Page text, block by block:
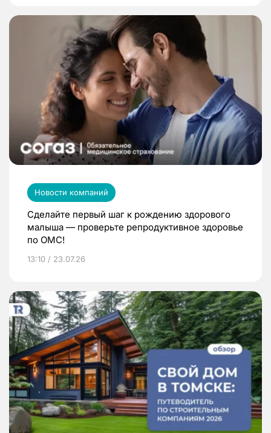
Новости компаний
Сделайте первый шаг к рождению здорового
малыша — проверьте репродуктивное здоровье
по ОМС!
13:10 / 23.07.26